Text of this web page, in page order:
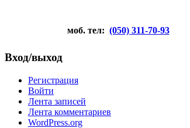
моб. тел: (050) 311-70-93
Вход/выход
Регистрация
Войти
Лента записей
Лента комментариев
WordPress.org